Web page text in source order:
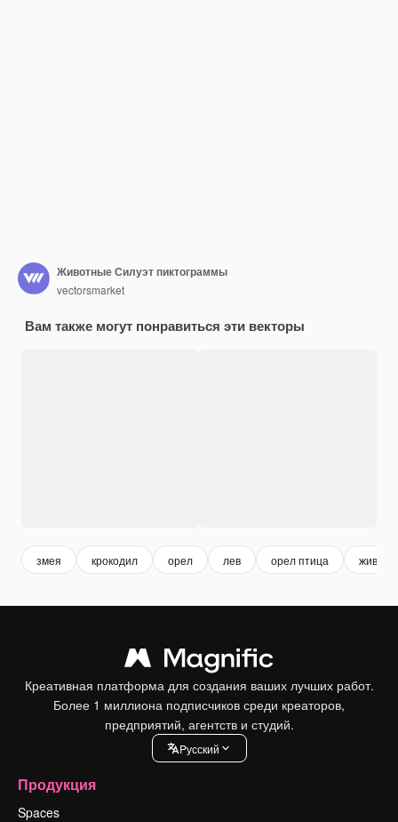
Животные Силуэт пиктограммы
vectorsmarket
Вам также могут понравиться эти векторы
змея крокодил орел лев орел птица
Креативная платформа для создания ваших лучших работ.
Более 1 миллиона подписчиков среди креаторов,
предприятий, агентств и студий.
Pусский
Продукция
Spaces